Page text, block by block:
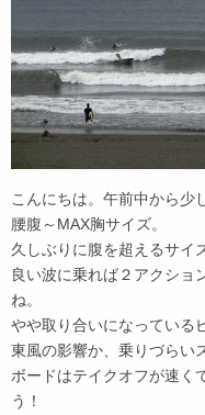
こんにちは。午前中から少
腰腹～MAX胸サイズ。
久しぶりに腹を超えるサイ
良い波に乗れば２アクショ
ね。
やや取り合いになっている
東風の影響か、乗りづらい
ボードはテイクオフが速く
う！